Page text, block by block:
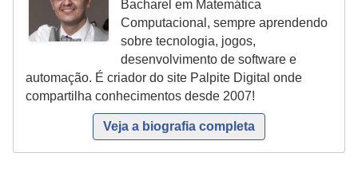
Bacharel em Matemática
Computacional, sempre aprendendo
sobre tecnologia, jogos,
desenvolvimento de software e
automação. É criador do site Palpite Digital onde
compartilha conhecimentos desde 2007!
Veja a biografia completa
P
i
a